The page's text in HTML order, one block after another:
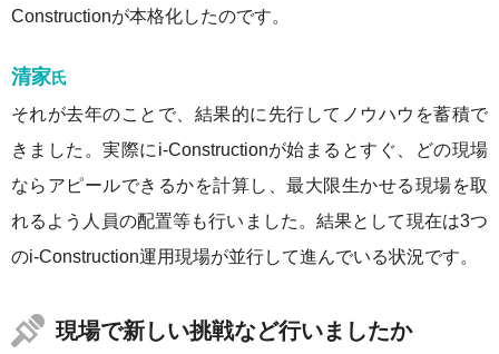
Constructionが本格化したのです。
清家氏
それが去年のことで、結果的に先行してノウハウを蓄積で
きました。実際にi-Constructionが始まるとすぐ、どの現場
ならアピールできるかを計算し、最大限生かせる現場を取
れるよう人員の配置等も行いました。結果として現在は3つ
のi-Construction運用現場が並行して進んでいる状況です。
現場で新しい挑戦など行いましたか